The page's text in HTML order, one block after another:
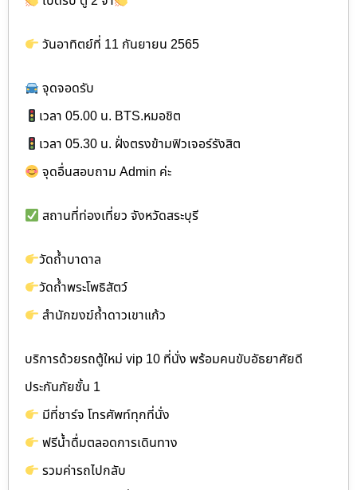
วันอาทิตย์ที่ 11 กันยายน 2565
จุดจอดรับ
เวลา 05.00 น. BTS.หมอชิต
เวลา 05.30 น. ฝั่งตรงข้ามฟิวเจอร์รังสิต
จุดอื่นสอบถาม Admin ค่ะ
สถานที่ท่องเที่ยว จังหวัดสระบุรี
วัดถ้ำบาดาล
วัดถ้ำพระโพธิสัตว์
สำนักฆงฆ์ถ้ำดาวเขาแก้ว
บริการด้วยรถตู้ใหม่ vip 10 ที่นั่ง พร้อมคนขับอัธยาศัยดี
ประกันภัยชั้น 1
มีที่ชาร์จ โทรศัพท์ทุกที่นั่ง
ฟรีน้ำดื่มตลอดการเดินทาง
รวมค่ารถไปกลับ